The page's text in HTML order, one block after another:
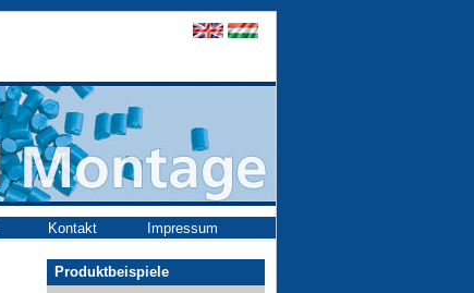
Kontakt Impressum
Produktbeispiele